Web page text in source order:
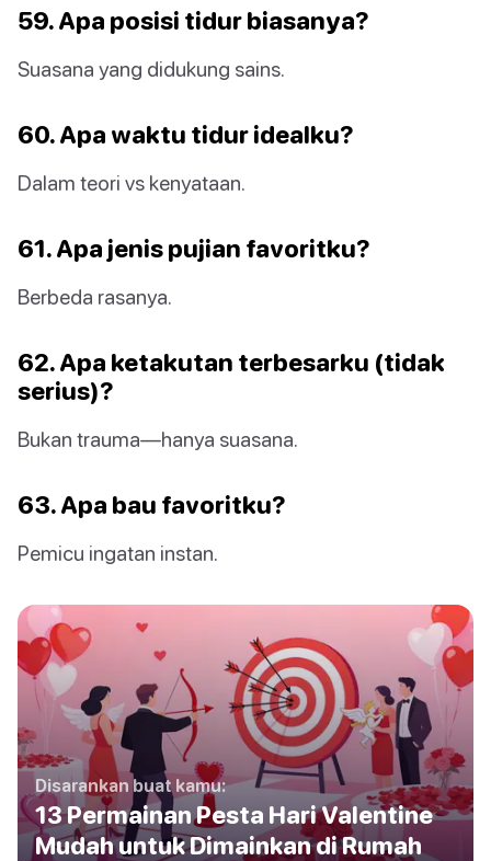
59. Apa posisi tidur biasanya?
Suasana yang didukung sains.
60. Apa waktu tidur idealku?
Dalam teori vs kenyataan.
61. Apa jenis pujian favoritku?
Berbeda rasanya.
62. Apa ketakutan terbesarku (tidak
serius)?
Bukan trauma—hanya suasana.
63. Apa bau favoritku?
Pemicu ingatan instan.
Disarankan buat kamu:
13 Permainan Pesta Hari Valentine
Mudah untuk Dimainkan di Rumah